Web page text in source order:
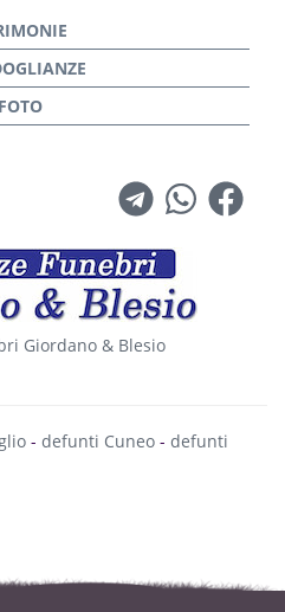
Giordano & Blesio
- defunti Cuneo - defunti